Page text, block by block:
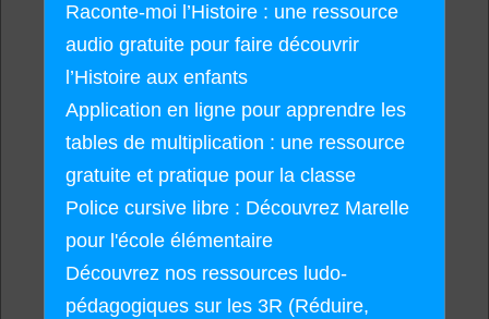
Raconte-moi l’Histoire : une ressource
audio gratuite pour faire découvrir
l’Histoire aux enfants
Application en ligne pour apprendre les
tables de multiplication : une ressource
gratuite et pratique pour la classe
Police cursive libre : Découvrez Marelle
pour l'école élémentaire
Découvrez nos ressources ludo-
pédagogiques sur les 3R (Réduire,